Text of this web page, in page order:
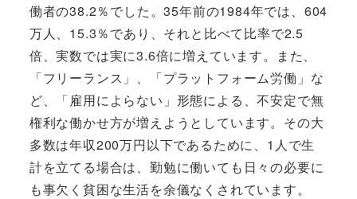
働者の38.2％でした。35年前の1984年では、604
万人、15.3％であり、それと比べて比率で2.5
倍、実数では実に3.6倍に増えています。また、
「フリーランス」、「プラットフォーム労働」な
ど、「雇用によらない」形態による、不安定で無
権利な働かせ方が増えようとしています。その大
多数は年収200万円以下であるために、1人で生
計を立てる場合は、勤勉に働いても日々の必要に
も事欠く貧困な生活を余儀なくされています。